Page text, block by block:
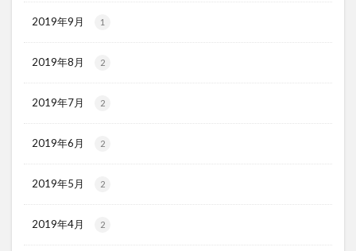
2019年9月 1
2019年8月 2
2019年7月 2
2019年6月 2
2019年5月 2
2019年4月 2